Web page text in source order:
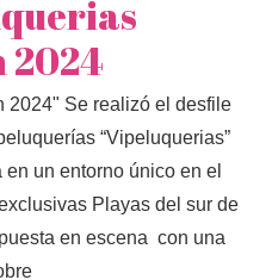
2024
2024" Se realizó el desfile
“Vipeluquerias”
un entorno único en el
Playas del sur de
en escena con una